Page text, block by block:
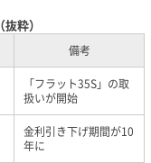
粋）
備考
「フラット35S」の取
扱いが開始
金利引き下げ期間が10
年に